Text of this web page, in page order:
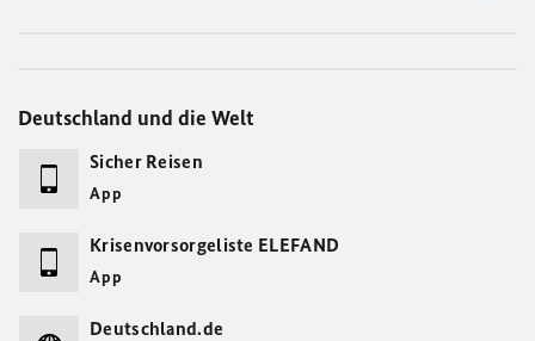
Deutschland und die Welt
Sicher Reisen
App
Krisenvorsorgeliste ELEFAND
App
Deutschland.de